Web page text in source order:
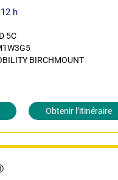
h
5C
BIRCHMOUNT
Obtenir l’itinéraire